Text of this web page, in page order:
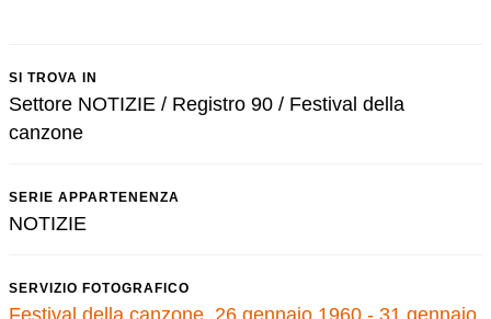
SI TROVA IN
Settore NOTIZIE / Registro 90 / Festival della
canzone
SERIE APPARTENENZA
NOTIZIE
SERVIZIO FOTOGRAFICO
Festival della canzone, 26 gennaio 1960 - 31 gennaio